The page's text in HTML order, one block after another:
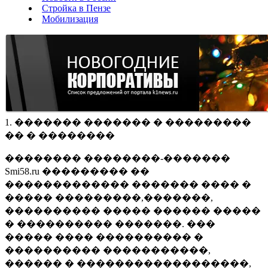
Стройка в Пензе
Мобилизация
1. ������� ������� � ���������
�� � ��������
�������� ��������-�������
Smi58.ru ��������� ��
������������� ������� ���� �
����� ���������,�������,
���������� ����� ������ �����
� ���������� �������. ���
����� ���� ���������� �
���������� �����������,
������ � ������������������,